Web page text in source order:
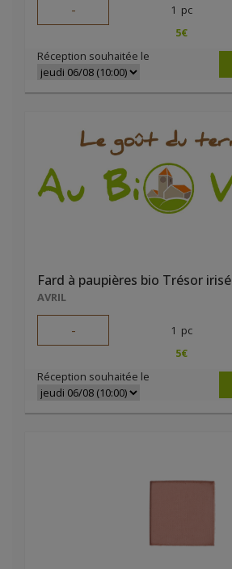
- 1 pc
5€
Réception souhaitée le
Fard à paupières bio Trésor irisé
AVRIL
- 1 pc
5€
Réception souhaitée le